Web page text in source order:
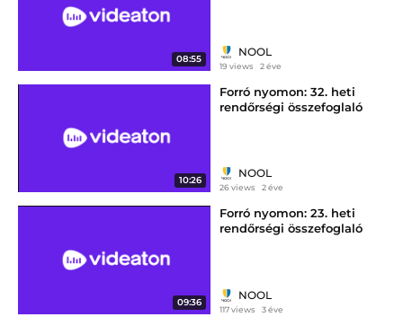
08:55
NOOL
19 views 2 éve
10:26
Forró nyomon: 32. heti
rendőrségi összefoglaló
NOOL
26 views 2 éve
09:36
Forró nyomon: 23. heti
rendőrségi összefoglaló
NOOL
117 views 3 éve